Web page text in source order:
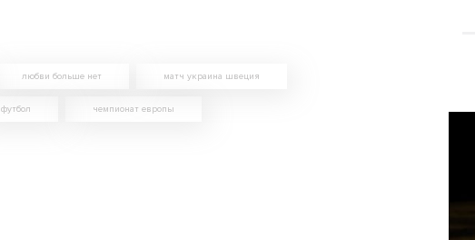
любви больше нет матч украина швеция
футбол чемпионат европы